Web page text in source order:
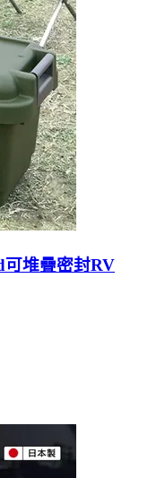
堆疊密封RV